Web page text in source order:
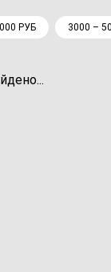
РУБ 3000 –